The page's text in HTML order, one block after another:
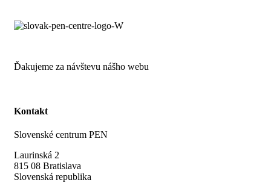
Ďakujeme za návštevu nášho webu
Kontakt
Slovenské centrum PEN
Laurinská 2
815 08 Bratislava
Slovenská republika